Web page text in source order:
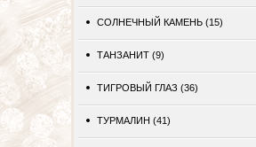
СОЛНЕЧНЫЙ КАМЕНЬ (15)
ТАНЗАНИТ (9)
ТИГРОВЫЙ ГЛАЗ (36)
ТУРМАЛИН (41)